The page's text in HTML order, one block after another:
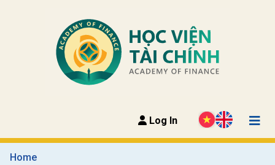
Log In
Home